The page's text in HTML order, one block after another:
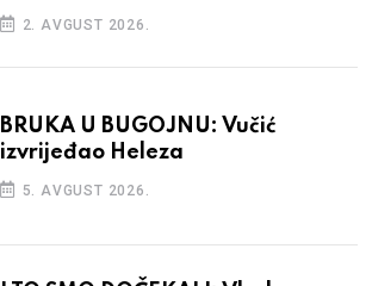
2. AVGUST 2026.
BRUKA U BUGOJNU: Vučić
izvrijeđao Heleza
5. AVGUST 2026.